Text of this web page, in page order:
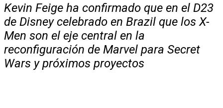
Kevin Feige ha confirmado que en el D23
de Disney celebrado en Brazil que los X-
Men son el eje central en la
reconfiguración de Marvel para Secret
Wars y próximos proyectos